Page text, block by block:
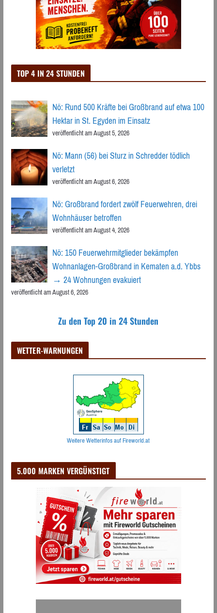
TOP 4 IN 24 STUNDEN
Nö: Rund 500 Kräfte bei Großbrand auf etwa 100
Hektar in St. Egyden im Einsatz
veröffentlicht am August 5, 2026
Nö: Mann (56) bei Sturz in Schredder tödlich
verletzt
veröffentlicht am August 6, 2026
Nö: Großbrand fordert zwölf Feuerwehren, drei
Wohnhäuser betroffen
veröffentlicht am August 4, 2026
Nö: 150 Feuerwehrmitglieder bekämpfen
Wohnanlagen-Großbrand in Kematen a.d. Ybbs
→ 24 Wohnungen evakuiert
veröffentlicht am August 6, 2026
Zu den Top 20 in 24 Stunden
WETTER-WARNUNGEN
Weitere Wetterinfos auf Fireworld.at
5.000 MARKEN VERGÜNSTIGT